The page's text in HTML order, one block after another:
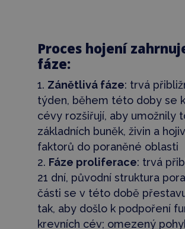
Proces hojení
fáze:
Zánětlivá fáze: trvá
týden, během této doby se
cévy rozšiřují, aby umožnily
základních buněk, živin a
faktorů do poraněné oblasti
Fáze proliferace: trvá
21 dní, původní struktura
části se v této době
tak, aby došlo k podpoření
krevních cév; omezený